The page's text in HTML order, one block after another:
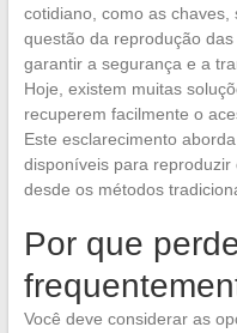
cotidiano, como as chaves,
questão da reprodução
garantir a segurança e a
Hoje, existem muitas
recuperem facilmente o
Este esclarecimento
disponíveis para
desde os métodos
Por que
Você deve considerar as